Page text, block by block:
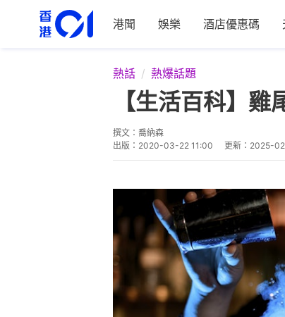
港聞 娛樂 酒店優惠碼
熱話 熱爆話題
【生活百科】
撰文： 喬納森
出版： 2020-03-22 11:00 更新： 2025-